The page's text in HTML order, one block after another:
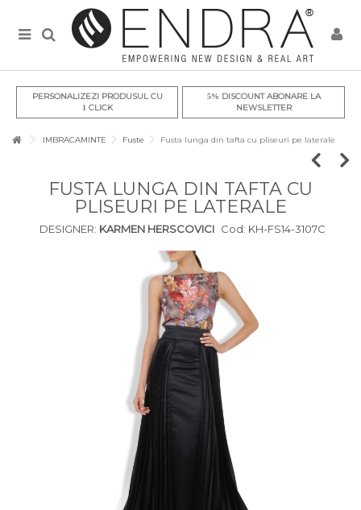
PERSONALIZEZI PRODUSUL CU
1CLICK
5% DISCOUNT ABONARE LA
NEWSLETTER
IMBRACAMINTE Fuste Fusta lunga din tafta cu pliseuri pe laterale
FUSTA LUNGA DIN TAFTA CU
PLISEURI PE LATERALE
DESIGNER: KARMEN HERSCOVICI Cod: KH-FS14-3107C